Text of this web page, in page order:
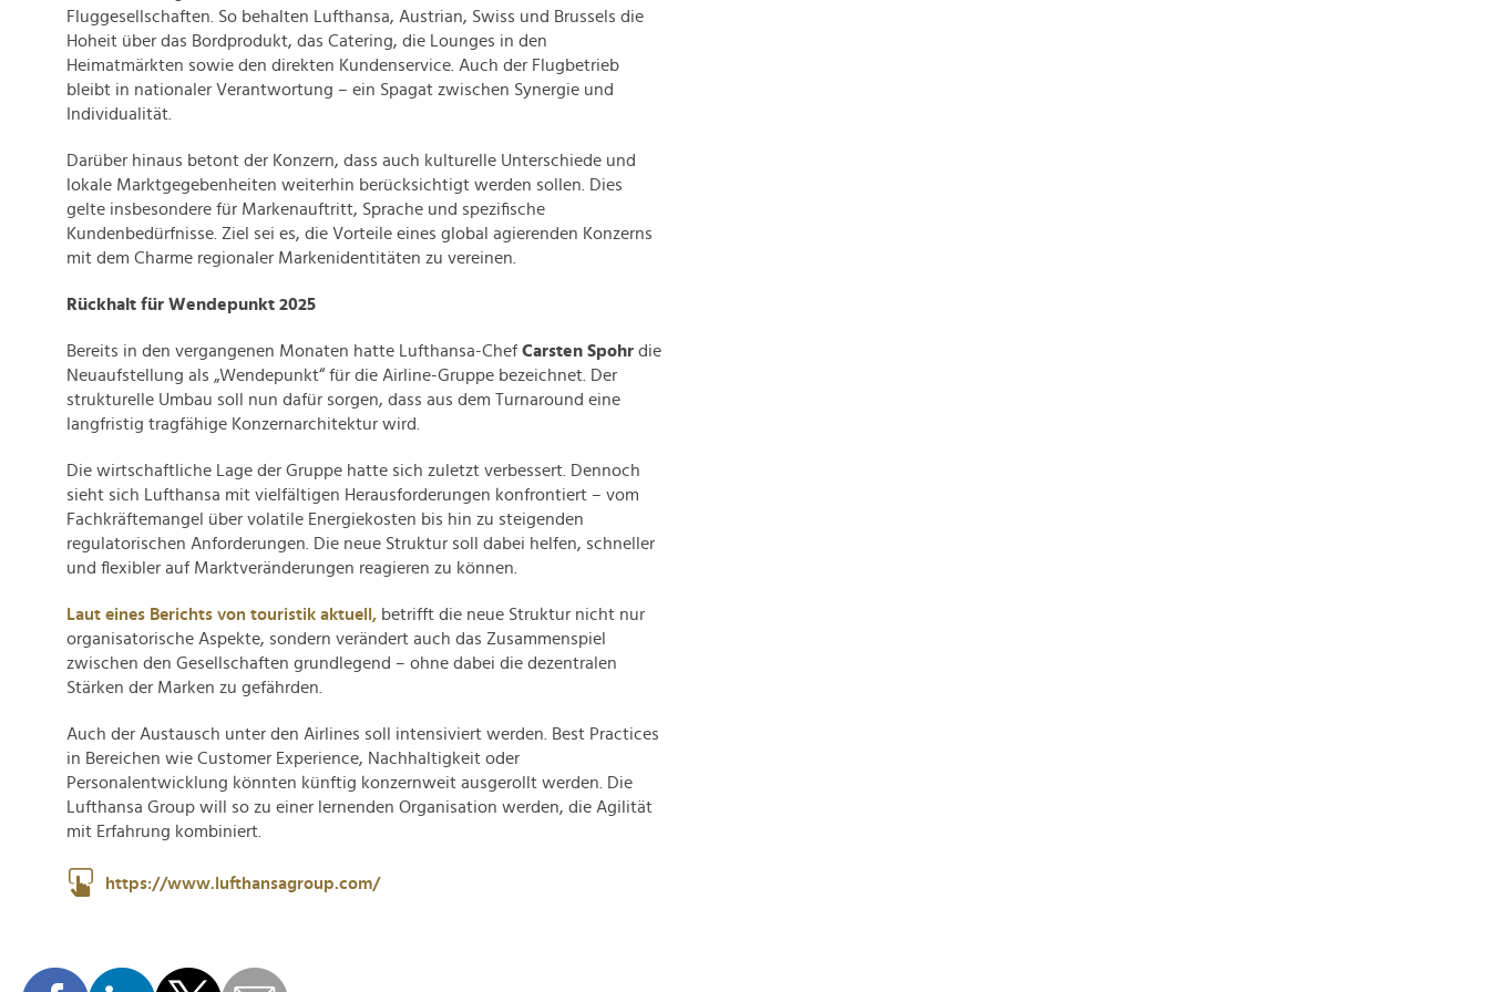
Fluggesellschaften. So behalten Lufthansa, Austrian, Swiss und Brussels die
Hoheit über das Bordprodukt, das Catering, die Lounges in den
Heimatmärkten sowie den direkten Kundenservice. Auch der Flugbetrieb
bleibt in nationaler Verantwortung – ein Spagat zwischen Synergie und
Individualität.
Darüber hinaus betont der Konzern, dass auch kulturelle Unterschiede und
lokale Marktgegebenheiten weiterhin berücksichtigt werden sollen. Dies
gelte insbesondere für Markenauftritt, Sprache und spezifische
Kundenbedürfnisse. Ziel sei es, die Vorteile eines global agierenden Konzerns
mit dem Charme regionaler Markenidentitäten zu vereinen.
Rückhalt für Wendepunkt 2025
Bereits in den vergangenen Monaten hatte Lufthansa-Chef Carsten Spohr die
Neuaufstellung als „Wendepunkt“ für die Airline-Gruppe bezeichnet. Der
strukturelle Umbau soll nun dafür sorgen, dass aus dem Turnaround eine
langfristig tragfähige Konzernarchitektur wird.
Die wirtschaftliche Lage der Gruppe hatte sich zuletzt verbessert. Dennoch
sieht sich Lufthansa mit vielfältigen Herausforderungen konfrontiert – vom
Fachkräftemangel über volatile Energiekosten bis hin zu steigenden
regulatorischen Anforderungen. Die neue Struktur soll dabei helfen, schneller
und flexibler auf Marktveränderungen reagieren zu können.
Laut eines Berichts von touristik aktuell, betrifft die neue Struktur nicht nur
organisatorische Aspekte, sondern verändert auch das Zusammenspiel
zwischen den Gesellschaften grundlegend – ohne dabei die dezentralen
Stärken der Marken zu gefährden.
Auch der Austausch unter den Airlines soll intensiviert werden. Best Practices
in Bereichen wie Customer Experience, Nachhaltigkeit oder
Personalentwicklung könnten künftig konzernweit ausgerollt werden. Die
Lufthansa Group will so zu einer lernenden Organisation werden, die Agilität
mit Erfahrung kombiniert.
https://www.lufthansagroup.com/